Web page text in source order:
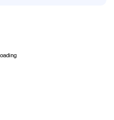
കണ്ണൂരിൽ അര്‍ധ